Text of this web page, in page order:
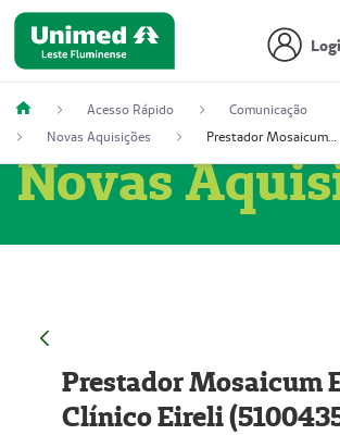
Acesso Rápido
Comunicação
Novas Aquisições
Prestador Mosaicum Espaço Clínico Eireli (51004355-5)
Novas
Prestador Mosaicum
Clínico Eireli